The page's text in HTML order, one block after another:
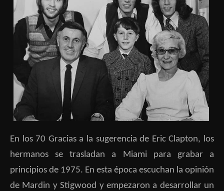
En los 70 Gracias a la sugerencia de Eric Clapton, los
hermanos se trasladan a Miami para grabar a
principios de 1975. En esta época escuchan la opinión
de Mardin y Stigwood y empezaron a desarrollar un